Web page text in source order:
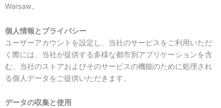
Warsaw。
個人情報とプライバシー
ユーザーアカウントを設定し、当社のサービスをご利用いただ
く際には、当社が提供する多様な都市別アプリケーションを含
む、当社のストアおよびそのサービスの機能のために処理され
る個人データをご提供いただきます。
データの収集と使用